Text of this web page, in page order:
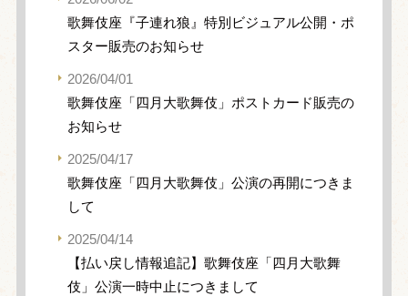
歌舞伎座『子連れ狼』特別ビジュアル公開・ポ
スター販売のお知らせ
2026/04/01
歌舞伎座「四月大歌舞伎」ポストカード販売の
お知らせ
2025/04/17
歌舞伎座「四月大歌舞伎」公演の再開につきま
して
2025/04/14
【払い戻し情報追記】歌舞伎座「四月大歌舞
伎」公演一時中止につきまして